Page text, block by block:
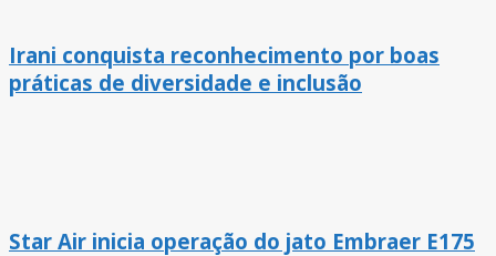
Irani conquista reconhecimento por boas
práticas de diversidade e inclusão
Star Air inicia operação do jato Embraer E175